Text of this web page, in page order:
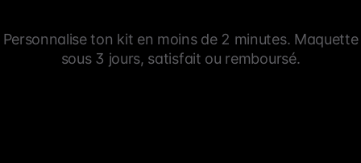
Personnalise ton kit en moins de 2 minutes. Maquette
sous 3 jours, satisfait ou remboursé.